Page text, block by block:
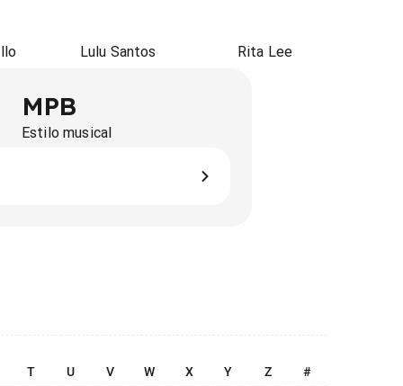
Lulu Santos Rita Lee
MPB
Estilo musical
T U V W X Y Z #